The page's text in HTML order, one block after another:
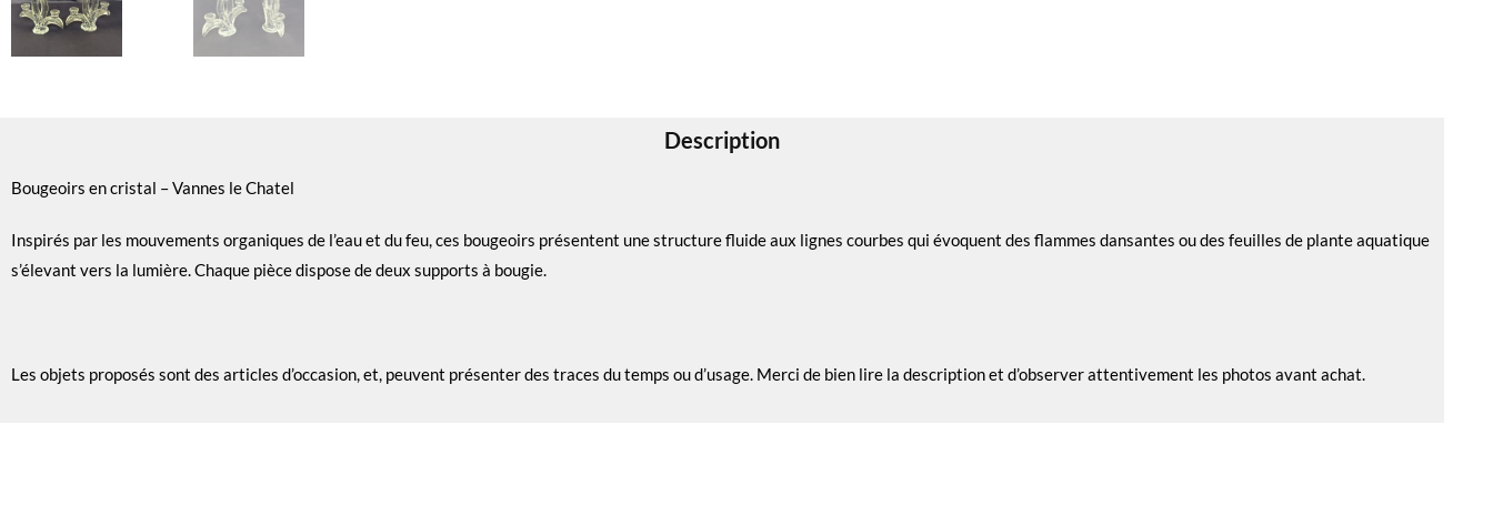
Description
Bougeoirs en cristal – Vannes le Chatel
Inspirés par les mouvements organiques de l’eau et du feu, ces bougeoirs présentent une structure fluide aux lignes courbes qui évoquent des flammes dansantes ou des feuilles de plante aquatique
s’élevant vers la lumière. Chaque pièce dispose de deux supports à bougie.
Les objets proposés sont des articles d’occasion, et, peuvent présenter des traces du temps ou d’usage. Merci de bien lire la description et d’observer attentivement les photos avant achat.